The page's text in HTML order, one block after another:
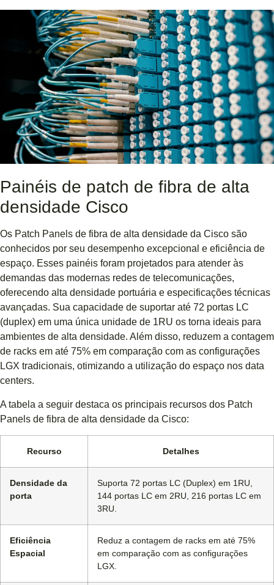
Painéis de patch de fibra de alta
densidade Cisco
Os Patch Panels de fibra de alta densidade da Cisco são
conhecidos por seu desempenho excepcional e eficiência de
espaço. Esses painéis foram projetados para atender às
demandas das modernas redes de telecomunicações,
oferecendo alta densidade portuária e especificações técnicas
avançadas. Sua capacidade de suportar até 72 portas LC
(duplex) em uma única unidade de 1RU os torna ideais para
ambientes de alta densidade. Além disso, reduzem a contagem
de racks em até 75% em comparação com as configurações
LGX tradicionais, otimizando a utilização do espaço nos data
centers.
A tabela a seguir destaca os principais recursos dos Patch
Panels de fibra de alta densidade da Cisco:
Recurso Detalhes
Densidade da
porta
Suporta 72 portas LC (Duplex) em 1RU,
144 portas LC em 2RU, 216 portas LC em
3RU.
Eficiência
Espacial
Reduz a contagem de racks em até 75%
em comparação com as configurações
LGX.